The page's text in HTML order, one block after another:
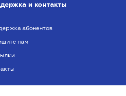
и контакты
абонентов
нам